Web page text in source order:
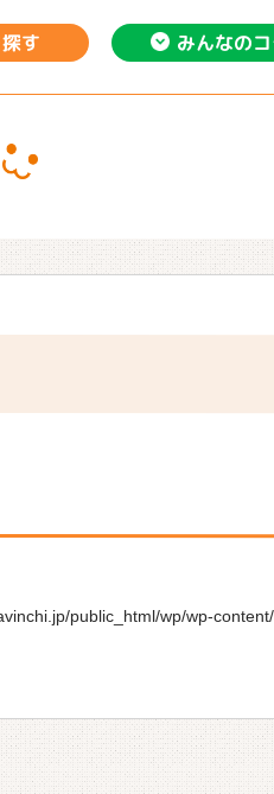
探す みんなの
public_html/wp/wp-